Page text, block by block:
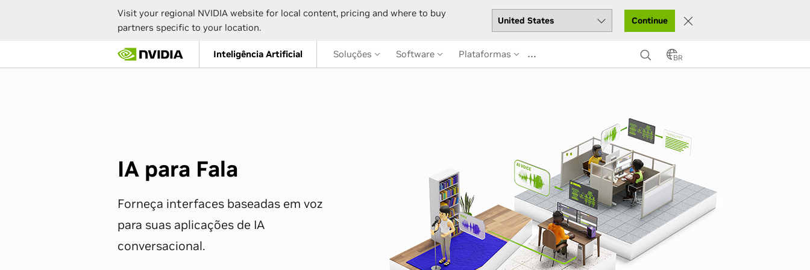
Visit your regional NVIDIA website for local content, pricing and where to buy
partners specific to your location.
Continue
main
Inteligência Artificial Soluções Software Plataformas … BR
IA para Fala
Forneça interfaces baseadas em voz
para suas aplicações de IA
conversacional.